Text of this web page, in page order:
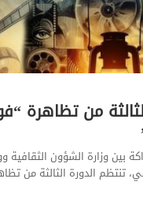
من تظاهرة
بين وزارة الشؤون الثقافية
تنتظم الدورة الثالثة من